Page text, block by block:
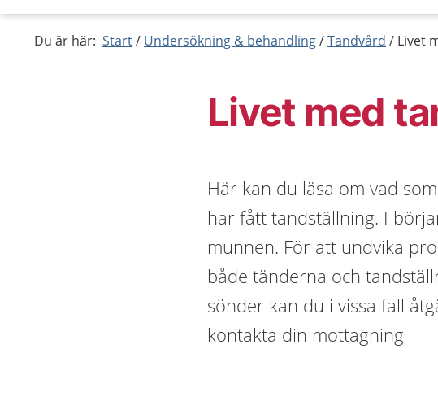
Du är här: Start Undersökning & behandling Tandvård Livet
Livet med
Här kan du läsa om vad
har fått tandställning. I
munnen. För att undvika
både tänderna och
sönder kan du i vissa fall
kontakta din mottagning